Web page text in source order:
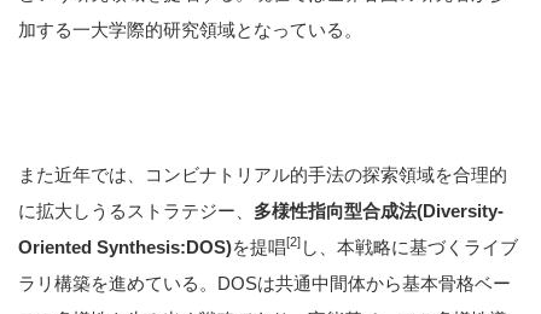
加する一大学際的研究領域となっている。
また近年では、コンビナトリアル的手法の探索領域を合理的
に拡大しうるストラテジー、 多様性指向型合成法(Diversity-
Oriented Synthesis:DOS)を提唱[2] し、本戦略に基づくライブ
ラリ構築を進めている。DOSは共通中間体から基本骨格ベー